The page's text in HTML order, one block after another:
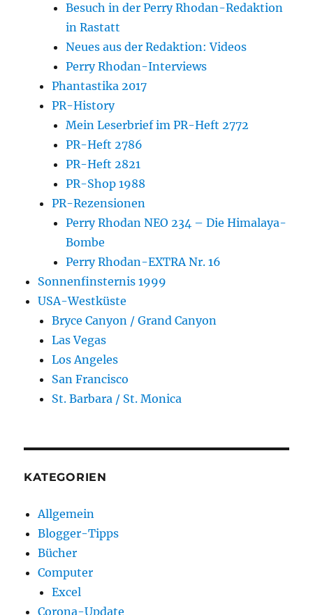
Besuch in der Perry Rhodan-Redaktion
in Rastatt
Neues aus der Redaktion: Videos
Perry Rhodan-Interviews
Phantastika 2017
PR-History
Mein Leserbrief im PR-Heft 2772
PR-Heft 2786
PR-Heft 2821
PR-Shop 1988
PR-Rezensionen
Perry Rhodan NEO 234 – Die Himalaya-
Bombe
Perry Rhodan-EXTRA Nr. 16
Sonnenfinsternis 1999
USA-Westküste
Bryce Canyon / Grand Canyon
Las Vegas
Los Angeles
San Francisco
St. Barbara / St. Monica
KATEGORIEN
Allgemein
Blogger-Tipps
Bücher
Computer
Excel
Corona-Update